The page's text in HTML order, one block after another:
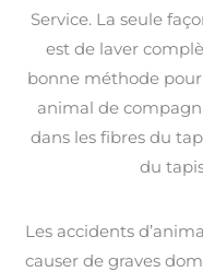
Service. La seule
est de laver
bonne méthode pour
animal de
dans les fibres du
du
Les accidents
causer de graves